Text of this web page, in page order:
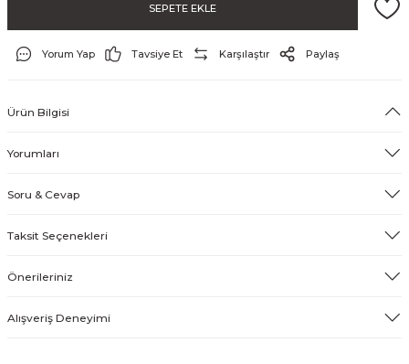
ve Şort
SEPETE EKLE
Yorum Yap Tavsiye Et Karşılaştır Paylaş
Ürün Bilgisi
Yorumları
Soru & Cevap
Taksit Seçenekleri
Önerileriniz
Alışveriş Deneyimi